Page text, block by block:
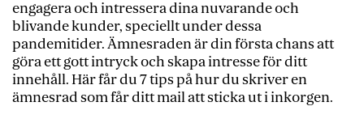
engagera och intressera dina nuvarande och
blivande kunder, speciellt under dessa
pandemitider. Ämnesraden är din första chans att
göra ett gott intryck och skapa intresse för ditt
innehåll. Här får du 7 tips på hur du skriver en
ämnesrad som får ditt mail att sticka ut i inkorgen.